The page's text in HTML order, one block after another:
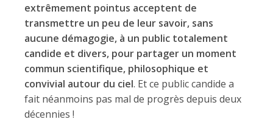
extrêmement pointus acceptent de
transmettre un peu de leur savoir, sans
aucune démagogie, à un public totalement
candide et divers, pour partager un moment
commun scientifique, philosophique et
convivial autour du ciel. Et ce public candide a
fait néanmoins pas mal de progrès depuis deux
décennies !